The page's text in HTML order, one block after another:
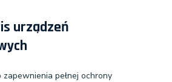
urządzeń
pełnej ochrony